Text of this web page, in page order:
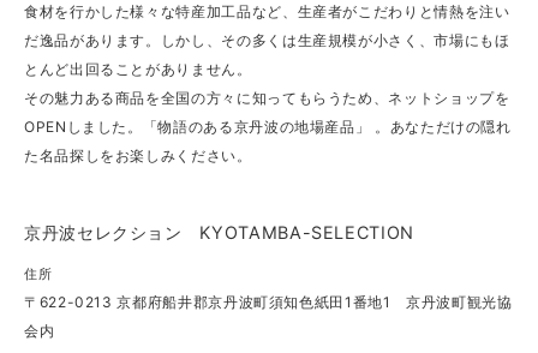
食材を行かした様々な特産加工品など、生産者がこだわりと情熱を注い
だ逸品があります。しかし、その多くは生産規模が小さく、市場にもほ
とんど出回ることがありません。
その魅力ある商品を全国の方々に知ってもらうため、ネットショップを
OPENしました。「物語のある京丹波の地場産品」 。あなただけの隠れ
た名品探しをお楽しみください。
京丹波セレクション KYOTAMBA-SELECTION
住所
〒622-0213 京都府船井郡京丹波町須知色紙田1番地1 京丹波町観光協
会内